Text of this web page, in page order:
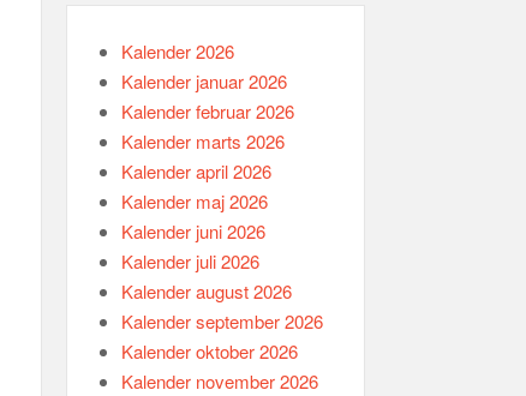
Kalender 2026
Kalender januar 2026
Kalender februar 2026
Kalender marts 2026
Kalender april 2026
Kalender maj 2026
Kalender juni 2026
Kalender juli 2026
Kalender august 2026
Kalender september 2026
Kalender oktober 2026
Kalender november 2026